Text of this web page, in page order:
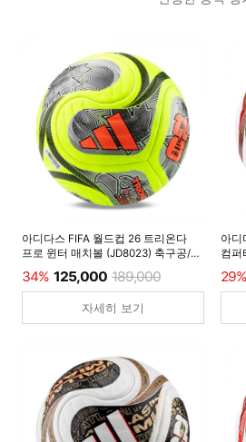
아디다스 FIFA 월드컵 26 트리온다
프로 윈터 매치볼 (JD8023) 축구공/
34% 125,000 189,000
자세히 보기
아디
컴퍼
29%